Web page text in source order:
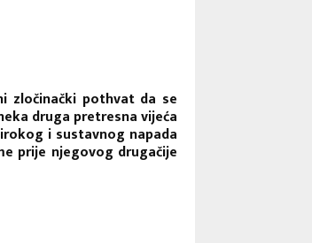
zločinački pothvat da se
druga pretresna vijeća
i sustavnog napada
prije njegovog drugačije